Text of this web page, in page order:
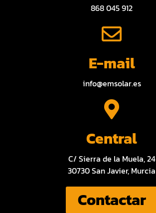
868 045 912
E-mail
info@emsolar.es
Central
C/ Sierra de la Muela, 24
30730 San Javier, Murcia
Contactar